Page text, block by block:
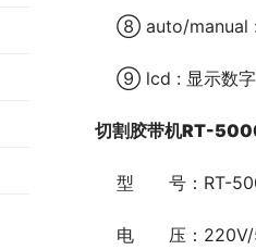
⑧ auto/manual
⑨ lcd : 显示数
切割胶带机RT-
型　　号：RT-
电　　压：